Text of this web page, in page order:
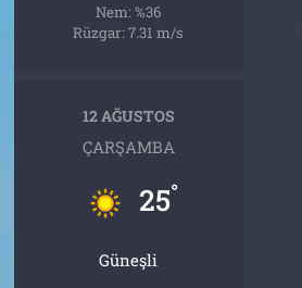
Nem: %36
Rüzgar: 7.31 m/s
12 AĞUSTOS
ÇARŞAMBA
25°
Güneşli